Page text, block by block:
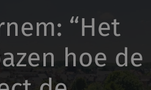
“Het
hoe de